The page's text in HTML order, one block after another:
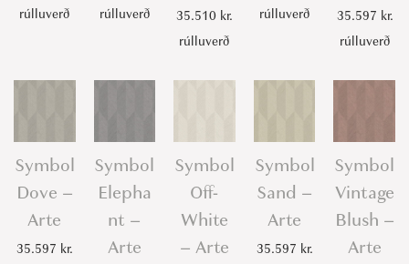
rúlluverð
rúlluverð
35.510 kr.
rúlluverð
rúlluverð
35.597 kr.
rúlluverð
Symbol
Dove –
Arte
35.597 kr.
Symbol
Elepha
nt –
Arte
Symbol
Off-
White
– Arte
Symbol
Sand –
Arte
35.597 kr.
Symbol
Vintage
Blush –
Arte